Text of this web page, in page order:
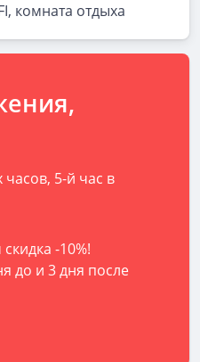
комната отдыха
часов, 5-й час в
-10%!
до и 3 дня после